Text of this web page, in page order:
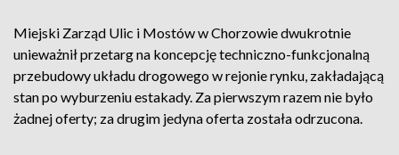
Miejski Zarząd Ulic i Mostów w Chorzowie dwukrotnie
unieważnił przetarg na koncepcję techniczno-funkcjonalną
przebudowy układu drogowego w rejonie rynku, zakładającą
stan po wyburzeniu estakady. Za pierwszym razem nie było
żadnej oferty; za drugim jedyna oferta została odrzucona.